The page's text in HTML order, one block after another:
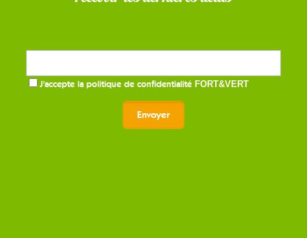
J'accepte la politique de confidentialité FORT&VERT